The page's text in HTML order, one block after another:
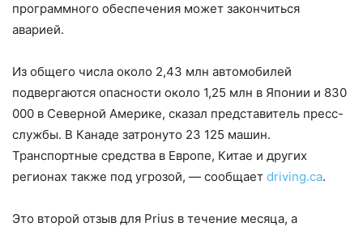
программного обеспечения может закончиться
аварией.
Из общего числа около 2,43 млн автомобилей
подвергаются опасности около 1,25 млн в Японии и 830
000 в Северной Америке, сказал представитель пресс-
службы. В Канаде затронуто 23 125 машин.
Транспортные средства в Европе, Китае и других
регионах также под угрозой, — сообщает driving.ca.
Это второй отзыв для Prius в течение месяца, а